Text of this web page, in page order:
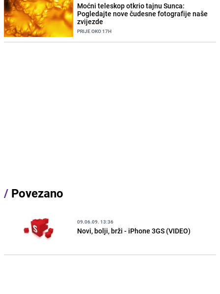
Moćni teleskop otkrio tajnu Sunca:
Pogledajte nove čudesne fotografije naše
zvijezde
PRIJE OKO 17H
/ Povezano
09.06.09. 13:36
Novi, bolji, brži - iPhone 3GS (VIDEO)